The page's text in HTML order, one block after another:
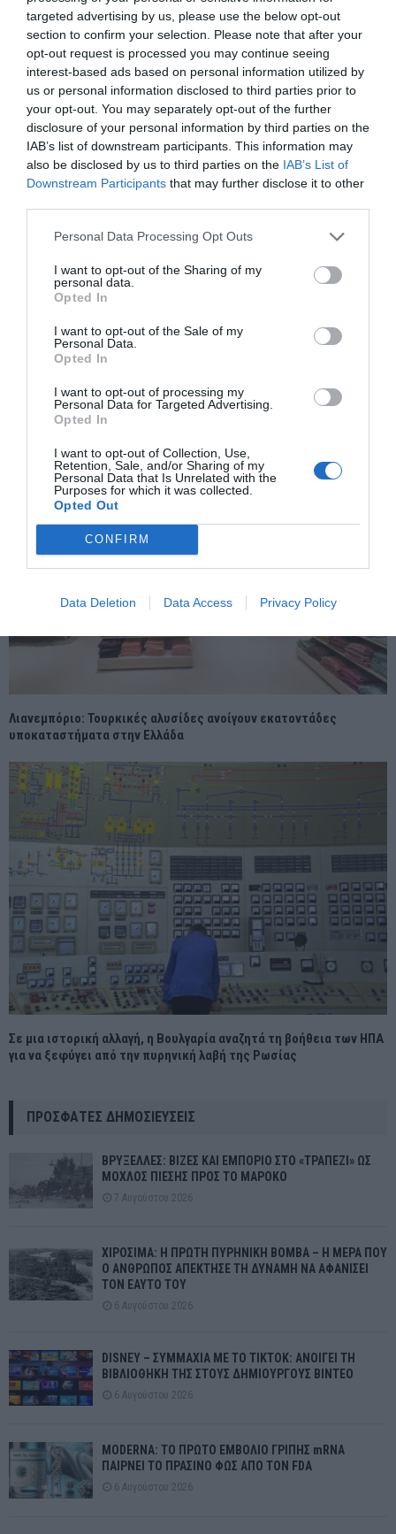
targeted advertising by us, please use the below opt-out
section to confirm your selection. Please note that after your
opt-out request is processed you may continue seeing
interest-based ads based on personal information utilized by
us or personal information disclosed to third parties prior to
your opt-out. You may separately opt-out of the further
disclosure of your personal information by third parties on the
IAB’s list of downstream participants. This information may
also be disclosed by us to third parties on the IAB’s List of
Downstream Participants that may further disclose it to other
Personal Data Processing Opt Outs
I want to opt-out of the Sharing of my
personal data.
Opted In
I want to opt-out of the Sale of my
Personal Data.
Opted In
I want to opt-out of processing my
Personal Data for Targeted Advertising.
Opted In
I want to opt-out of Collection, Use,
Retention, Sale, and/or Sharing of my
Personal Data that Is Unrelated with the
Purposes for which it was collected.
Opted Out
CONFIRM
Data Deletion Data Access Privacy Policy
επιχειρήσεων από τη φωτιά της 11ης Αυγούστου 2024 στην
Ανατολική Αττική
ΣΧΕΤΙΚΈΣ ΑΝΑΡΤΉΣΕΙΣ
Οδηγίες του Δήμου Διονύσου για την αντιμετώπιση κινδύνων από
τις καιρικές συνθήκες
Λιανεμπόριο: Τουρκικές αλυσίδες ανοίγουν εκατοντάδες
υποκαταστήματα στην Ελλάδα
Σε μια ιστορική αλλαγή, η Βουλγαρία αναζητά τη βοήθεια των ΗΠΑ
για να ξεφύγει από την πυρηνική λαβή της Ρωσίας
ΠΡΌΣΦΑΤΕΣ ΔΗΜΟΣΙΕΎΣΕΙΣ
ΒΡΥΞΕΛΛΕΣ: ΒΙΖΕΣ ΚΑΙ ΕΜΠΟΡΙΟ ΣΤΟ «ΤΡΑΠΕΖΙ» ΩΣ
ΜΟΧΛΟΣ ΠΙΕΣΗΣ ΠΡΟΣ ΤΟ ΜΑΡΟΚΟ
7 Αυγούστου 2026
ΧΙΡΟΣΙΜΑ: Η ΠΡΩΤΗ ΠΥΡΗΝΙΚΗ ΒΟΜΒΑ – Η ΜΕΡΑ ΠΟΥ
Ο ΑΝΘΡΩΠΟΣ ΑΠΕΚΤΗΣΕ ΤΗ ΔΥΝΑΜΗ ΝΑ ΑΦΑΝΙΣΕΙ
ΤΟΝ ΕΑΥΤΟ ΤΟΥ
6 Αυγούστου 2026
DISNEY – ΣΥΜΜΑΧΙΑ ΜΕ ΤΟ TIKTOK: ΑΝΟΙΓΕΙ ΤΗ
ΒΙΒΛΙΟΘΗΚΗ ΤΗΣ ΣΤΟΥΣ ΔΗΜΙΟΥΡΓΟΥΣ ΒΙΝΤΕΟ
6 Αυγούστου 2026
MODERNA: ΤΟ ΠΡΩΤΟ ΕΜΒΟΛΙΟ ΓΡΙΠΗΣ mRNA
ΠΑΙΡΝΕΙ ΤΟ ΠΡΑΣΙΝΟ ΦΩΣ ΑΠΟ ΤΟΝ FDA
6 Αυγούστου 2026